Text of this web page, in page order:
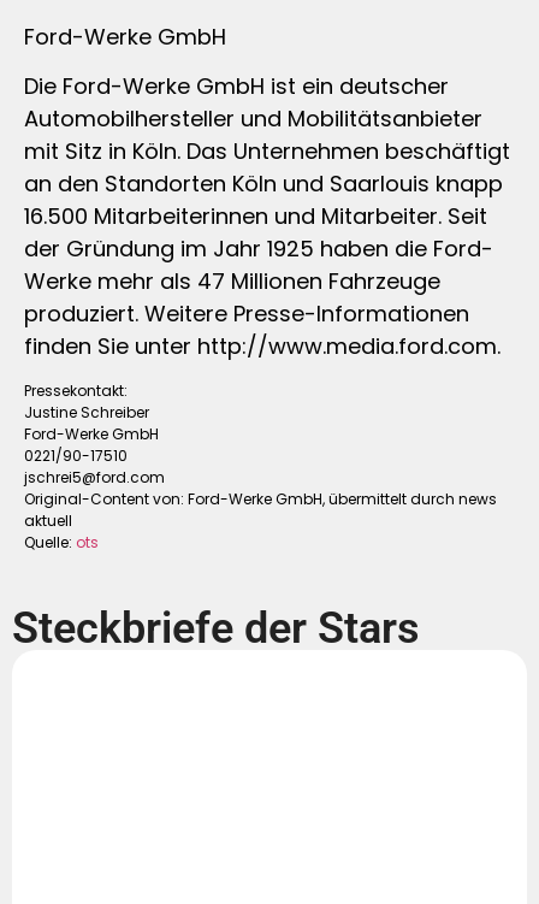
Ford-Werke GmbH
Die Ford-Werke GmbH ist ein deutscher
Automobilhersteller und Mobilitätsanbieter
mit Sitz in Köln. Das Unternehmen beschäftigt
an den Standorten Köln und Saarlouis knapp
16.500 Mitarbeiterinnen und Mitarbeiter. Seit
der Gründung im Jahr 1925 haben die Ford-
Werke mehr als 47 Millionen Fahrzeuge
produziert. Weitere Presse-Informationen
finden Sie unter http://www.media.ford.com.
Pressekontakt:
Justine Schreiber
Ford-Werke GmbH
0221/90-17510
jschrei5@ford.com
Original-Content von: Ford-Werke GmbH, übermittelt durch news
aktuell
Quelle: ots
Steckbriefe der Stars